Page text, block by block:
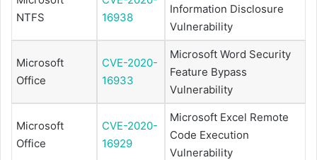
NTFS
16938
Information Disclosure
Vulnerability
Microsoft
Office
CVE-2020-
16933
Microsoft Word Security
Feature Bypass
Vulnerability
Microsoft
Office
CVE-2020-
16929
Microsoft Excel Remote
Code Execution
Vulnerability